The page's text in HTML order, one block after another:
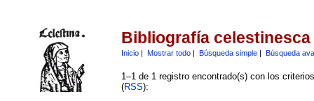
Bibliografía celestinesca
Inicio| Mostrar todo| Búsqueda simple| Búsqueda
1–1 de 1 registro encontrado(s) con los
(RSS):